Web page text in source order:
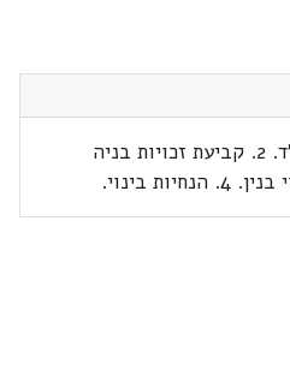
1. תוספת יח"ד מ-1 ל-2 יח"ד. 2. קביעת זכויות בניה